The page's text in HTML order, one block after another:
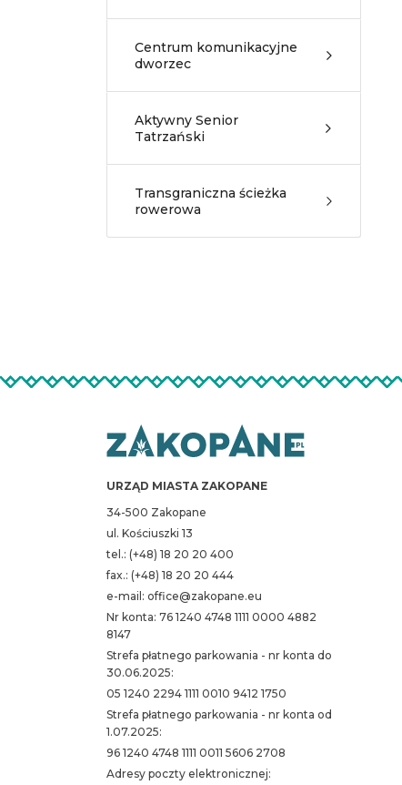
Centrum komunikacyjne
dworzec
Aktywny Senior
Tatrzański
Transgraniczna ścieżka
rowerowa
URZĄD MIASTA ZAKOPANE
34-500 Zakopane
ul. Kościuszki 13
tel.: (+48) 18 20 20 400
fax.: (+48) 18 20 20 444
e-mail: office@zakopane.eu
Nr konta: 76 1240 4748 1111 0000 4882
8147
Strefa płatnego parkowania - nr konta do
30.06.2025:
05 1240 2294 1111 0010 9412 1750
Strefa płatnego parkowania - nr konta od
1.07.2025:
96 1240 4748 1111 0011 5606 2708
Adresy poczty elektronicznej: